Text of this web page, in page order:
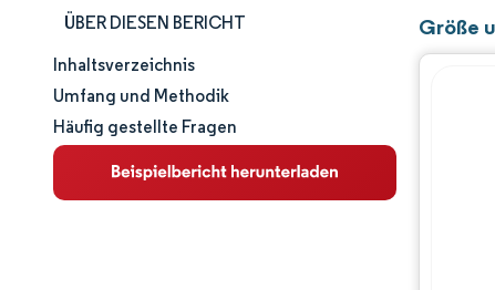
ÜBER DIESEN BERICHT
Marktgröße und -anteil
Marktanalyse
Trends und Einblicke
Inhaltsverzeichnis
Umfang und Methodik
Häufig gestellte Fragen
Größe